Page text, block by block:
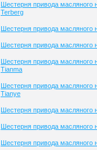
Шестерня привода масляного
Terberg
Шестерня привода масляного
Шестерня привода масляного
Шестерня привода масляного
Tianma
Шестерня привода масляного
Tianye
Шестерня привода масляного
Шестерня привода масляного
Шестерня привода масляного